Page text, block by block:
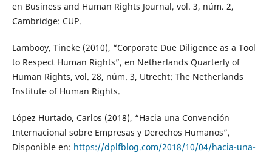
en Business and Human Rights Journal, vol. 3, núm. 2,
Cambridge: CUP.
Lambooy, Tineke (2010), “Corporate Due Diligence as a Tool
to Respect Human Rights”, en Netherlands Quarterly of
Human Rights, vol. 28, núm. 3, Utrecht: The Netherlands
Institute of Human Rights.
López Hurtado, Carlos (2018), “Hacia una Convención
Internacional sobre Empresas y Derechos Humanos”,
Disponible en: https://dplfblog.com/2018/10/04/hacia-una-